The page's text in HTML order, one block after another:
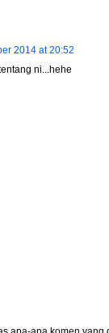
2014 at 20:52
ni...hehe